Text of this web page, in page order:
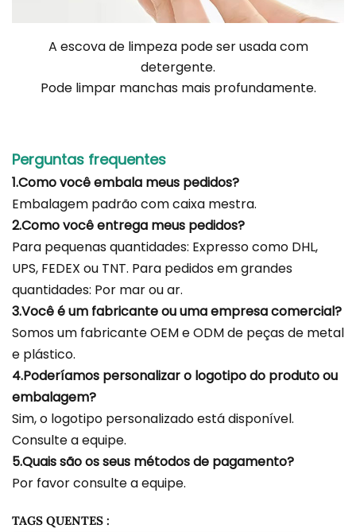
A escova de limpeza pode ser usada com
detergente.
Pode limpar manchas mais profundamente.
Perguntas frequentes
1.Como você embala meus pedidos?
Embalagem padrão com caixa mestra.
2.Como você entrega meus pedidos?
Para pequenas quantidades: Expresso como DHL,
UPS, FEDEX ou TNT. Para pedidos em grandes
quantidades: Por mar ou ar.
3.Você é um fabricante ou uma empresa comercial?
Somos um fabricante OEM e ODM de peças de metal
e plástico.
4.Poderíamos personalizar o logotipo do produto ou
embalagem?
Sim, o logotipo personalizado está disponível.
Consulte a equipe.
5.Quais são os seus métodos de pagamento?
Por favor consulte a equipe.
TAGS QUENTES :